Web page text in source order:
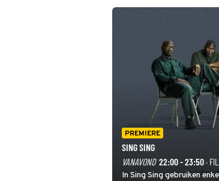
PREMIERE
SING SING
VANAVOND 22:00 - 23:50·
In Sing Sing gebruiken